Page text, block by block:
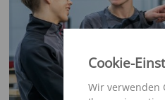
Cookie-
Wir verwenden